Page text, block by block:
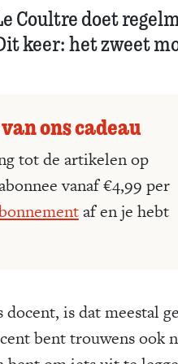
Coultre doet
keer: het zweet
ons cadeau
tot de artikelen op
vanaf €4,99 per
af en je hebt
is dat meestal
bent trouwens ook